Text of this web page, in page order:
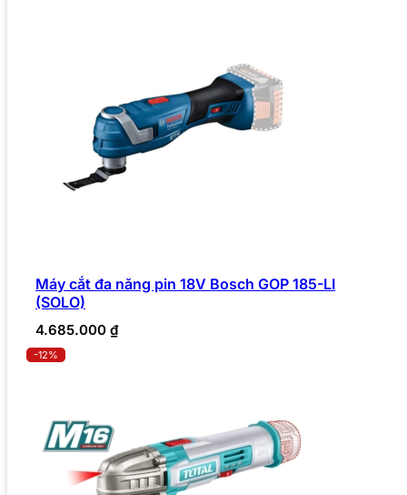
Máy cắt đa năng pin 18V Bosch GOP 185-LI
(SOLO)
4.685.000 ₫
-12%